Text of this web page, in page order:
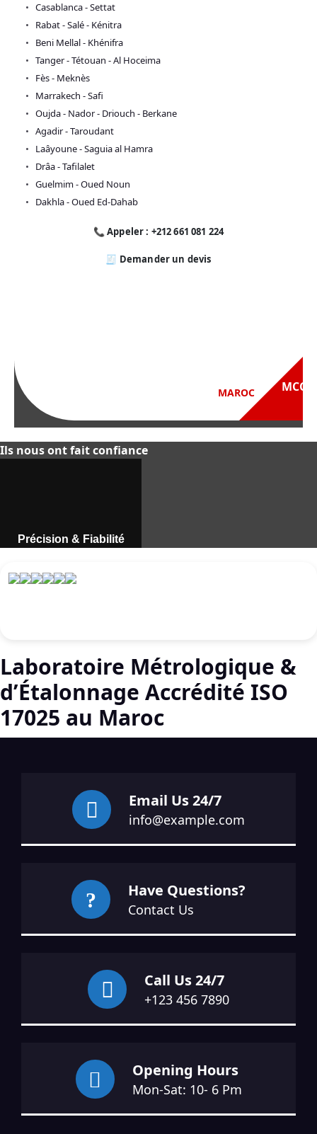
Casablanca - Settat
Rabat - Salé - Kénitra
Beni Mellal - Khénifra
Tanger - Tétouan - Al Hoceima
Fès - Meknès
Marrakech - Safi
Oujda - Nador - Driouch - Berkane
Agadir - Taroudant
Laâyoune - Saguia al Hamra
Drâa - Tafilalet
Guelmim - Oued Noun
Dakhla - Oued Ed-Dahab
📞 Appeler : +212 661 081 224
🧾 Demander un devis
Ils nous ont fait confiance
Précision & Fiabilité
Laboratoire Métrologique &
d’Étalonnage Accrédité ISO
17025 au Maroc
Email Us 24/7
info@example.com
Have Questions?
Contact Us
Call Us 24/7
+123 456 7890
Opening Hours
Mon-Sat: 10- 6 Pm